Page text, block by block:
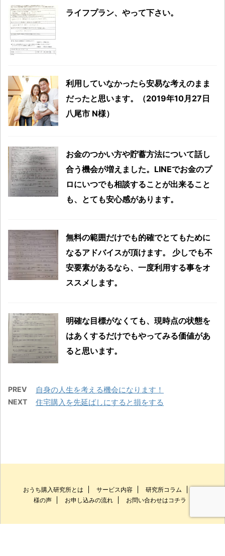
ライフプラン、やって下さい。
利用していなかったら安易な考えのまま
だったと思います。（2019年10月27日
八尾市 N様）
お金のつかい方や貯蓄方法について話し
合う機会が増えました。LINEでお金のプ
ロにいつでも相談することが出来ること
も、とても安心感があります。
無料の範囲だけでも的確でとてもために
なるアドバイスが頂けます。 少しでも不
安要素があるなら、一度利用する事をオ
ススメします。
明確な目標がなくても、現時点の状態を
はあくするだけでもやってみる価値があ
ると思います。
PREV 自身の人生を考える機会になります！
NEXT 住宅購入を先延ばしにすると損をする
おうち購入研究所とは サービス内容 研究所コラム
お客
様の声
お申し込みの流れ お問い合わせはコチラ